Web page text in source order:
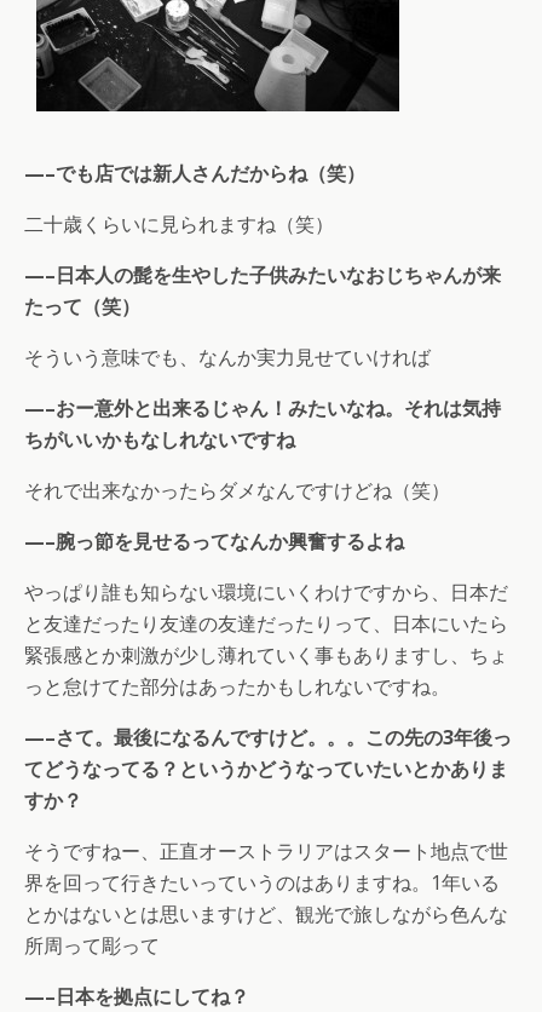
—–でも店では新人さんだからね（笑）
二十歳くらいに見られますね（笑）
—–日本人の髭を生やした子供みたいなおじちゃんが来
たって（笑）
そういう意味でも、なんか実力見せていければ
—–おー意外と出来るじゃん！みたいなね。それは気持
ちがいいかもなしれないですね
それで出来なかったらダメなんですけどね（笑）
—–腕っ節を見せるってなんか興奮するよね
やっぱり誰も知らない環境にいくわけですから、日本だ
と友達だったり友達の友達だったりって、日本にいたら
緊張感とか刺激が少し薄れていく事もありますし、ちょ
っと怠けてた部分はあったかもしれないですね。
—–さて。最後になるんですけど。。。この先の3年後っ
てどうなってる？というかどうなっていたいとかありま
すか？
そうですねー、正直オーストラリアはスタート地点で世
界を回って行きたいっていうのはありますね。1年いる
とかはないとは思いますけど、観光で旅しながら色んな
所周って彫って
—–日本を拠点にしてね？